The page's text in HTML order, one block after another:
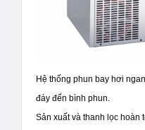
Hệ thống phun bay hơi
đáy đến bình phun.
Sản xuất và thanh lọc hoàn